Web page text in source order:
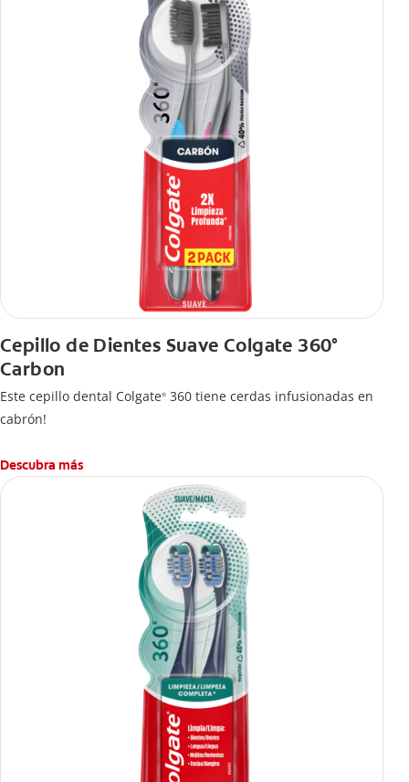
Cepillo de Dientes Suave Colgate 360°
Carbon
Este cepillo dental Colgate® 360 tiene cerdas infusionadas en
cabrón!
Descubra más